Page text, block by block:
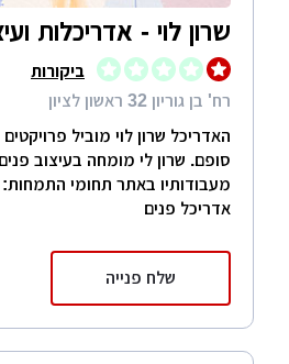
שרון לוי - אדריכלות
ביקורות
רח' בן גוריון 32 ראשון לציון
האדריכל שרון לוי מוביל
סופם. שרון לי מומחה בעיצוב
מעבודותיו באתר תחומי התמחות:
אדריכל פנים
שלח פנייה